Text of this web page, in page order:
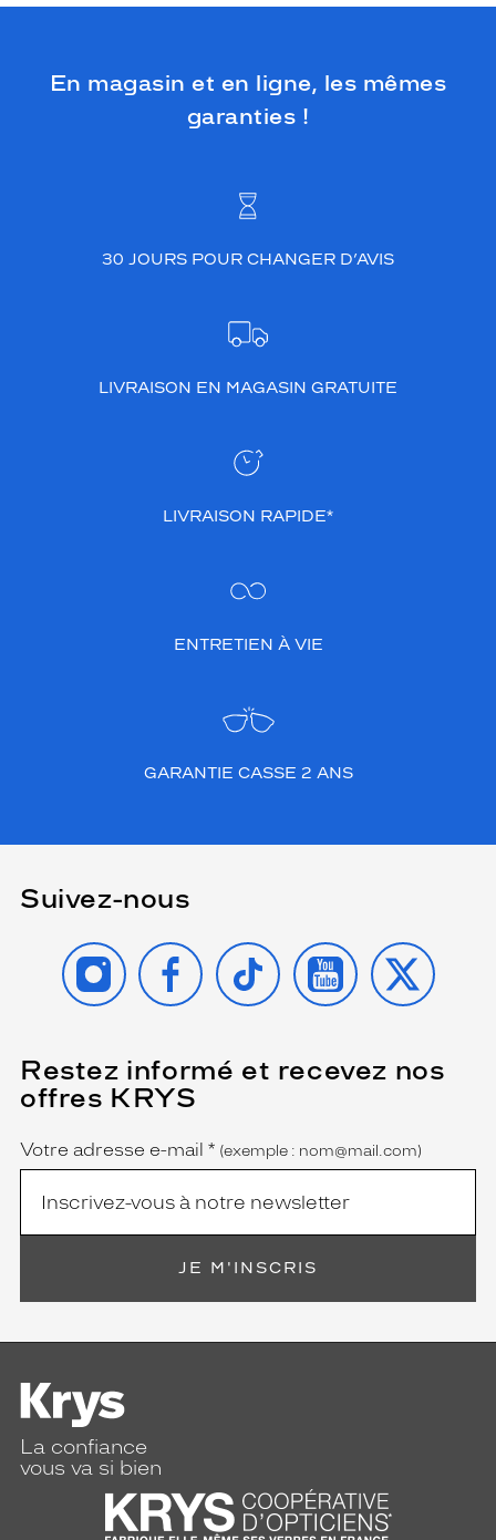
En magasin et en ligne, les mêmes
garanties !
30 JOURS POUR CHANGER D’AVIS
LIVRAISON EN MAGASIN GRATUITE
LIVRAISON RAPIDE*
ENTRETIEN À VIE
GARANTIE CASSE 2 ANS
Suivez-nous
INSTAGRAMFACEBOOK
TIKTOK YOUTUBE
X
Restez informé et recevez nos
offres KRYS
Name
Votre adresse e-mail *
(Ce
champ
est
obligatoire)
(exemple : nom@mail.com)
JE M'INSCRIS
La confiance
vous va si bien